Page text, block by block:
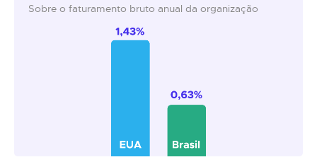
Sobre o faturamento bruto anual da organização